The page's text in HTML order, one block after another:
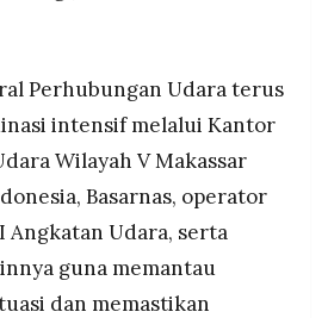
Perhubungan Udara terus
intensif melalui Kantor
Wilayah V Makassar
Basarnas, operator
Angkatan Udara, serta
guna memantau
dan memastikan